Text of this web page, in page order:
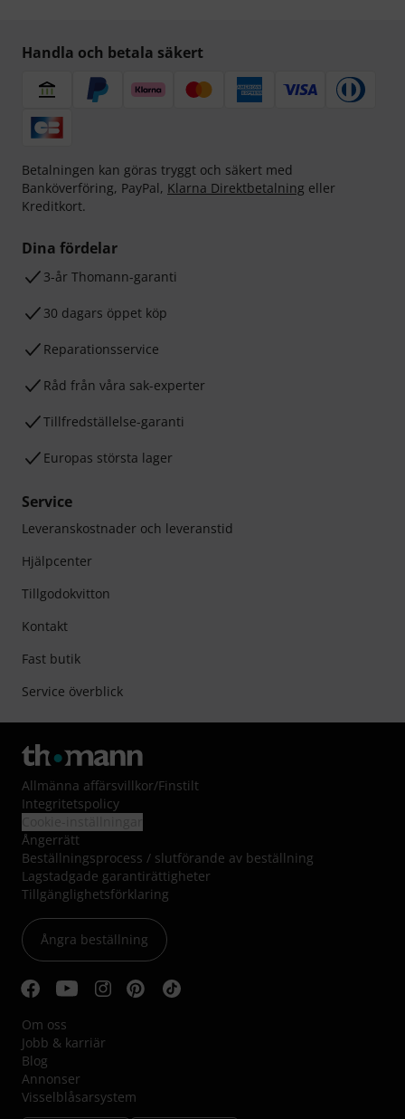
Handla och betala säkert
Betalningen kan göras tryggt och säkert med
Banköverföring, PayPal, Klarna Direktbetalning eller
Kreditkort.
Dina fördelar
3-år Thomann-garanti
30 dagars öppet köp
Reparationsservice
Råd från våra sak-experter
Tillfredställelse-garanti
Europas största lager
Service
Leveranskostnader och leveranstid
Hjälpcenter
Tillgodokvitton
Kontakt
Fast butik
Service överblick
Allmänna affärsvillkor/Finstilt
Integritetspolicy
Ångerrätt
Beställningsprocess / slutförande av beställning
Lagstadgade garantirättigheter
Tillgänglighetsförklaring
Ångra beställning
Om oss
Jobb & karriär
Blog
Annonser
Visselblåsarsystem